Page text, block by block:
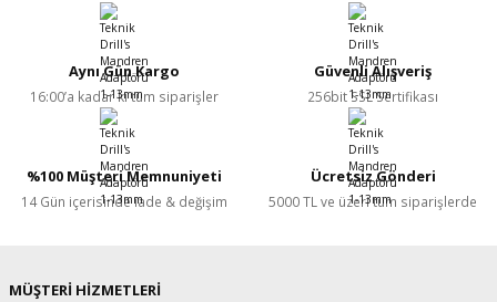
Aynı Gün Kargo
16:00’a kadar ki tüm siparişler
Güvenli Alışveriş
256bit SSL Sertifikası
%100 Müşteri Memnuniyeti
14 Gün içerisinde iade & değişim
Ücretsiz Gönderi
5000 TL ve üzeri tüm siparişlerde
MÜŞTERİ HİZMETLERİ